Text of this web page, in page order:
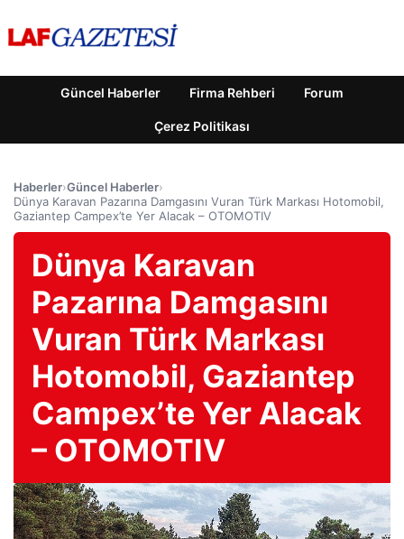
Güncel Haberler Firma Rehberi Forum
Çerez Politikası
Haberler›Güncel Haberler›
Dünya Karavan Pazarına Damgasını Vuran Türk Markası Hotomobil,
Gaziantep Campex’te Yer Alacak – OTOMOTIV
Dünya Karavan
Pazarına Damgasını
Vuran Türk Markası
Hotomobil, Gaziantep
Campex’te Yer Alacak
– OTOMOTIV